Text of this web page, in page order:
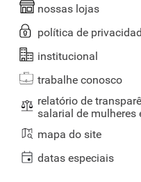
nossas lojas
política de
institucional
trabalhe conosco
relatório de
salarial de mulheres
mapa do site
datas especiais